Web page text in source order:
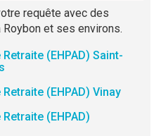
requête avec des
et ses environs.
(EHPAD) Saint-
(EHPAD) Vinay
(EHPAD)